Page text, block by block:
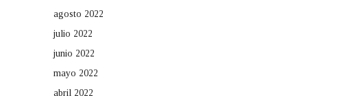
agosto 2022
julio 2022
junio 2022
mayo 2022
abril 2022